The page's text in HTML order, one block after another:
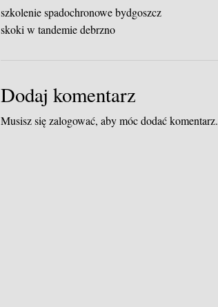
szkolenie spadochronowe bydgoszcz
skoki w tandemie debrzno
Dodaj komentarz
Musisz sięzalogować, aby móc dodać komentarz.